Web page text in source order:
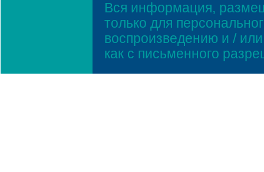
Вся информация,
только для
воспроизведению и /
как с письменного